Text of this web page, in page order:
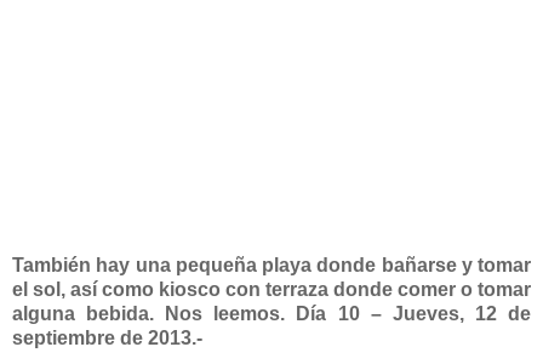
También hay una pequeña playa donde bañarse y tomar
el sol, así como kiosco con terraza donde comer o tomar
alguna bebida. Nos leemos. Día 10 – Jueves, 12 de
septiembre de 2013.-